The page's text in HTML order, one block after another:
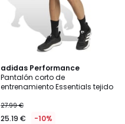
adidas Performance
Pantalón corto de
entrenamiento Essentials tejido
27.99 €
25.19 € -10%
4,7
/ 5
4
Colores